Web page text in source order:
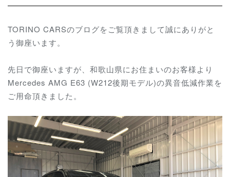
TORINO CARSのブログをご覧頂きまして誠にありがと
う御座います。
先日で御座いますが、和歌山県にお住まいのお客様より
Mercedes AMG E63 (W212後期モデル)の異音低減作業を
ご用命頂きました。